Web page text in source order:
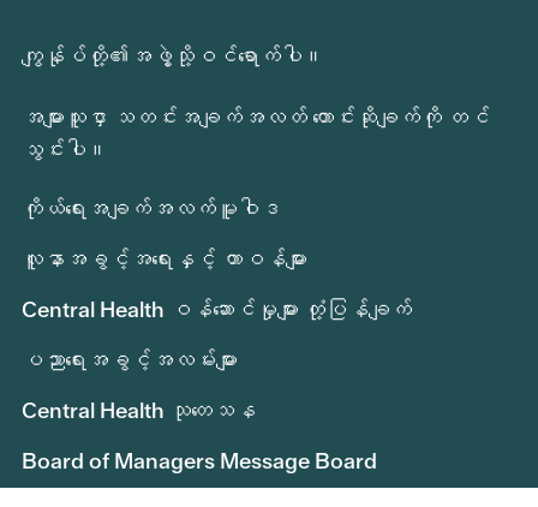
ကျွန်ုပ်တို့၏အဖွဲ့သို့ဝင်ရောက်ပါ။
အများသူငှာ သတင်းအချက်အလတ် တောင်းဆိုချက်ကို တင်
သွင်းပါ။
ကိုယ်ရေးအချက်အလက်မူဝါဒ
လူနာအခွင့်အရေးနှင့် တာဝန်များ
Central Health ဝန်ဆောင်မှုများ တုံ့ပြန်ချက်
ပညာရေးအခွင့်အလမ်းများ
Central Health သုတေသန
Board of Managers Message Board